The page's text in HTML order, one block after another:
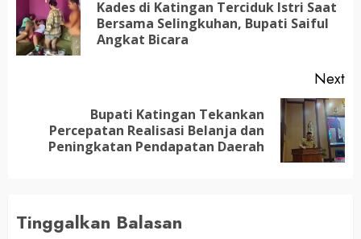
Kades di Katingan Terciduk Istri Saat
Bersama Selingkuhan, Bupati Saiful
Angkat Bicara
Next
post:
Bupati Katingan Tekankan
Percepatan Realisasi Belanja dan
Peningkatan Pendapatan Daerah
Tinggalkan Balasan